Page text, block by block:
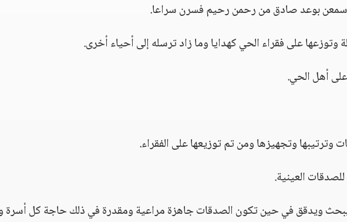
وسمعن بوعد صادق من رحمن رحيم فسرن سراعا.
على فقراء الحي كهدايا وما زاد ترسله إلى أحياء أخرى.
أهل الحي.
وتجهيزها ومن تم توزيعها على الفقراء.
العينية.
ويدقق في حين تكون الصدقات جاهزة مراعية ومقدرة في ذلك حاجة كل أسرة